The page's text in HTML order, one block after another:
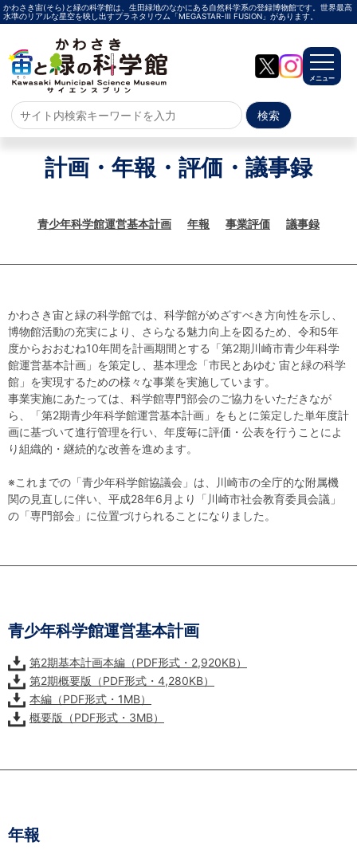
かわさき宙(そら)と緑の科学館は、生田緑地のなかにある自然科学系の登録博物館です。世界最高
水準のリアルな星空を映し出すプラネタリウム「MEGASTAR-Ⅲ FUSION」があります。
メニュー
ホーム
よくある質問
当日参加
事前申込
その他
施設案内
自然体験
天文体験
フロア案内
屋外展示 D51形蒸気機関車
利用案内
開館時間・プラネタリウム投影時間・観覧料
カフェ・ショップ
アクセス・駐車場
科学館資料の特別利用料
団体利用予約
学校団体
幼稚園・保育園団体
一般団体
かわさき星空ウォッチング
出前科学実験教室
プラネタリウム一般団体貸切利用「星空自由空間」
科学館概要
基本理念
沿革
計画・年報・評価・議事録
研究の紹介
川崎市自然環境調査報告
図録
紀要
年報
出版物
生田緑地の植物
お問い合わせ
計画・年報・評価・議事録
青少年科学館運営基本計画 年報 事業評価 議事録
かわさき宙と緑の科学館では、科学館がめざすべき方向性を示し、
博物館活動の充実により、さらなる魅力向上を図るため、令和5年
度からおおむね10年間を計画期間とする「第2期川崎市青少年科学
館運営基本計画」を策定し、基本理念「市民とあゆむ 宙と緑の科学
館」を実現するための様々な事業を実施しています。
事業実施にあたっては、科学館専門部会のご協力をいただきなが
ら、「第2期青少年科学館運営基本計画」をもとに策定した単年度計
画に基づいて進行管理を行い、年度毎に評価・公表を行うことによ
り組織的・継続的な改善を進めます。
※これまでの「青少年科学館協議会」は、川崎市の全庁的な附属機
関の見直しに伴い、平成28年6月より「川崎市社会教育委員会議」
の「専門部会」に位置づけられることになりました。
青少年科学館運営基本計画
第2期基本計画本編（PDF形式・2,920KB）
第2期概要版（PDF形式・4,280KB）
本編（PDF形式・1MB）
概要版（PDF形式・3MB）
年報